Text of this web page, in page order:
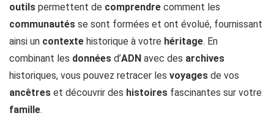
outils permettent de comprendre comment les
communautés se sont formées et ont évolué, fournissant
ainsi un contexte historique à votre héritage. En
combinant les données d’ADN avec des archives
historiques, vous pouvez retracer les voyages de vos
ancêtres et découvrir des histoires fascinantes sur votre
famille.